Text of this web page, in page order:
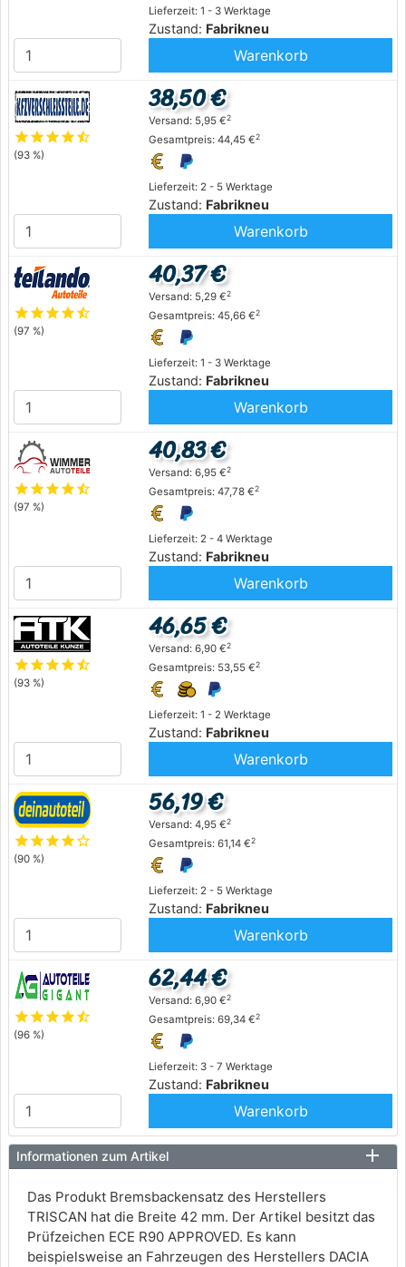
Lieferzeit: 1 - 3 Werktage
Zustand: Fabrikneu
Warenkorb
starstarstarstarstar_half
(93 %)
Lieferzeit: 2 - 5 Werktage
Zustand: Fabrikneu
38,50 €
Versand: 5,95 €2
Gesamtpreis: 44,45 €2
Warenkorb
starstarstarstarstar_half
(97 %)
Lieferzeit: 1 - 3 Werktage
Zustand: Fabrikneu
40,37 €
Versand: 5,29 €2
Gesamtpreis: 45,66 €2
Warenkorb
starstarstarstarstar_half
(97 %)
Lieferzeit: 2 - 4 Werktage
Zustand: Fabrikneu
40,83 €
Versand: 6,95 €2
Gesamtpreis: 47,78 €2
Warenkorb
starstarstarstarstar_half
(93 %)
Lieferzeit: 1 - 2 Werktage
Zustand: Fabrikneu
46,65 €
Versand: 6,90 €2
Gesamtpreis: 53,55 €2
Warenkorb
starstarstarstarstar_outline
(90 %)
Lieferzeit: 2 - 5 Werktage
Zustand: Fabrikneu
56,19 €
Versand: 4,95 €2
Gesamtpreis: 61,14 €2
Warenkorb
starstarstarstarstar_half
(96 %)
Lieferzeit: 3 - 7 Werktage
Zustand: Fabrikneu
62,44 €
Versand: 6,90 €2
Gesamtpreis: 69,34 €2
Warenkorb
Informationen zum Artikel
Das Produkt Bremsbackensatz des Herstellers
TRISCAN hat die Breite 42 mm. Der Artikel besitzt das
Prüfzeichen ECE R90 APPROVED. Es kann
beispielsweise an Fahrzeugen des Herstellers DACIA